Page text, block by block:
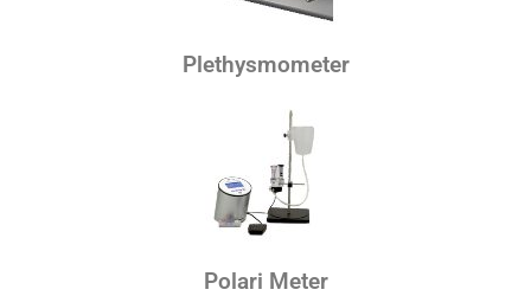
Plethysmometer
Polari Meter